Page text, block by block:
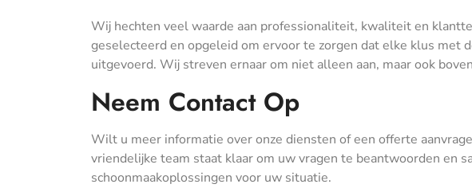
Wij hechten veel waarde aan professionaliteit, kwaliteit en
geselecteerd en opgeleid om ervoor te zorgen dat elke klus met
uitgevoerd. Wij streven ernaar om niet alleen aan, maar ook
Neem Contact Op
Wilt u meer informatie over onze diensten of een offerte
vriendelijke team staat klaar om uw vragen te beantwoorden en
schoonmaakoplossingen voor uw situatie.